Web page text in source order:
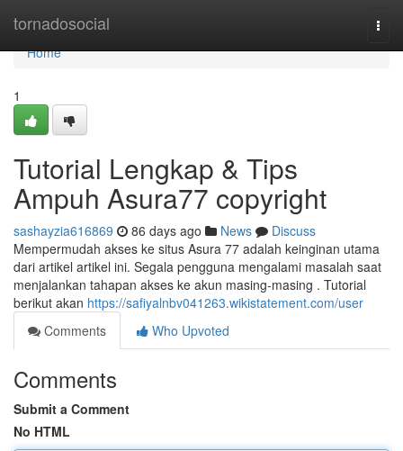
tornadosocial
Home
Home
1
Tutorial Lengkap & Tips
Ampuh Asura77 copyright
sashayzia616869 86 days ago News
Discuss
Mempermudah akses ke situs Asura 77 adalah keinginan utama
dari artikel artikel ini. Segala pengguna mengalami masalah saat
menjalankan tahapan akses ke akun masing-masing . Tutorial
berikut akan https://safiyalnbv041263.wikistatement.com/user
Comments
Who Upvoted
Comments
Submit a Comment
No HTML